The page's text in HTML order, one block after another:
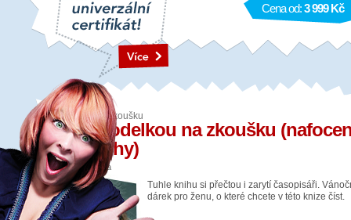
Cena od:3 999 Kč
Povolání na zkoušku
Fotomodelkou na zkoušku
fotoknihy)
Lokalita: Praha
Tuhle knihu si přečtou i zarytí časopisáři.
dárek pro ženu, o které chcete v této knize číst.